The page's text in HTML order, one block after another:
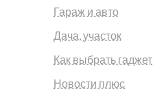
Гараж и авто
Дача, участок
Как выбрать гаджет
Новости плюс